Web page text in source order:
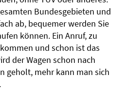
Bundesgebieten und
ab, bequemer werden Sie
können. Ein Anruf, zu
und schon ist das
der Wagen schon nach
geholt, mehr kann man sich